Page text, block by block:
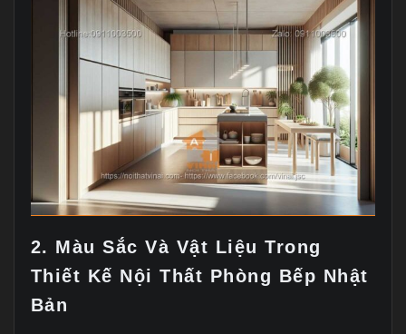
2. Màu Sắc Và Vật Liệu Trong
Thiết Kế Nội Thất Phòng Bếp Nhật
Bản